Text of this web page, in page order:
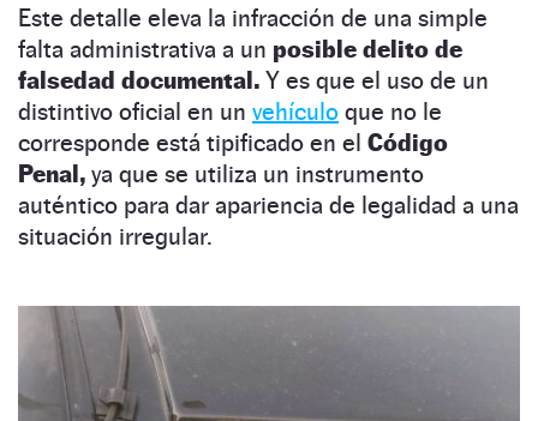
Este detalle eleva la infracción de una simple
falta administrativa a un posible delito de
falsedad documental. Y es que el uso de un
distintivo oficial en un vehículo que no le
corresponde está tipificado en el Código
Penal, ya que se utiliza un instrumento
auténtico para dar apariencia de legalidad a una
situación irregular.